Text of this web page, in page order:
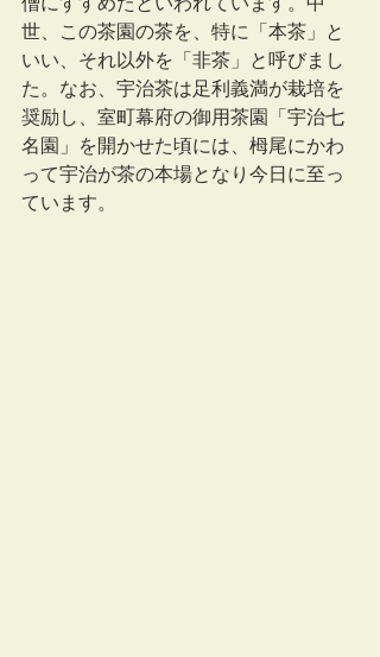
世、この茶園の茶を、特に「本茶」と
いい、それ以外を「非茶」と呼びまし
た。なお、宇治茶は足利義満が栽培を
奨励し、室町幕府の御用茶園「宇治七
名園」を開かせた頃には、栂尾にかわ
って宇治が茶の本場となり今日に至っ
ています。